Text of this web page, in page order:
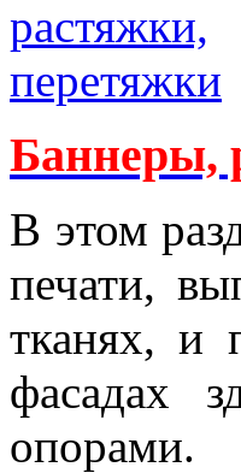
Баннеры,
В этом
печати,
тканях, и
фасадах
опорами.